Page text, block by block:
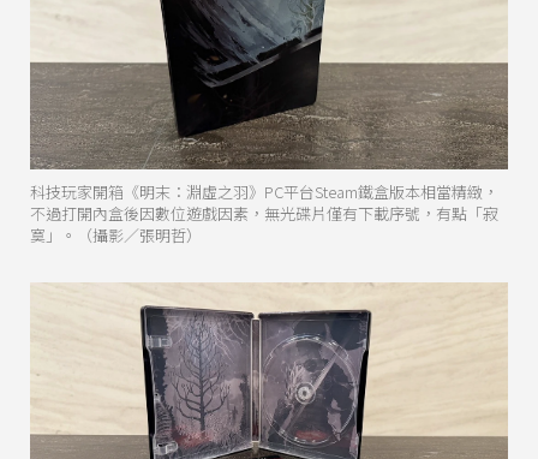
科技玩家開箱《明末：淵虛之羽》PC平台Steam鐵盒版本相當精緻，
不過打開內盒後因數位遊戲因素，無光碟片僅有下載序號，有點「寂
寞」。（攝影／張明哲）